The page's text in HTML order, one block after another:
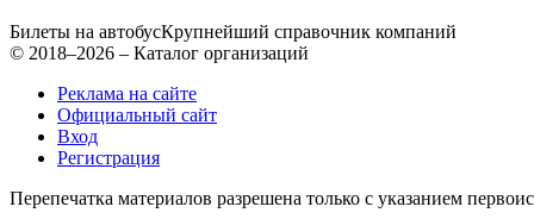
Билеты на автобусКрупнейший справочник компаний
© 2018–2026 – Каталог организаций
Реклама на сайте
Официальный сайт
Вход
Регистрация
Перепечатка материалов разрешена только с указанием